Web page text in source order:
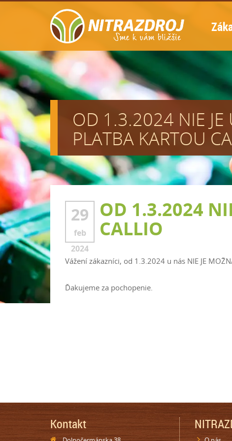
OD 1.3.2024 NIE
PLATBA KARTOU
29
feb
2024
OD 1.3.2024
CALLIO
Vážení zákazníci, od 1.3.2024 u nás NIE JE
Ďakujeme za pochopenie.
Kontakt